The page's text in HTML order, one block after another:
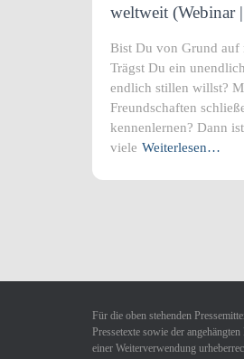
weltweit (Webinar
Bist Du von Grund auf
Trägst Du ein
endlich stillen willst?
Freundschaften
kennenlernen? Dann
viele Weiterlesen…
Für die oben stehenden
Pressetexte sowie der
einer Weiterverwendung